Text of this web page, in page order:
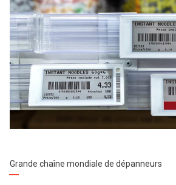
Grande chaîne mondiale de dépanneurs